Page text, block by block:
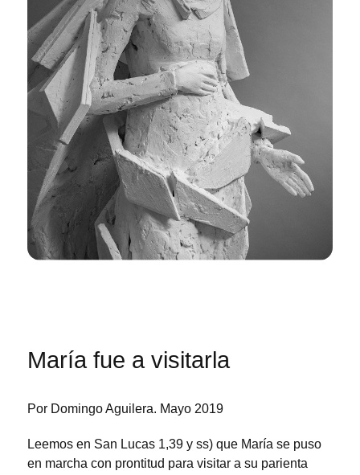
María fue a visitarla
Por Domingo Aguilera. Mayo 2019
Leemos en San Lucas 1,39 y ss) que María se puso
en marcha con prontitud para visitar a su parienta